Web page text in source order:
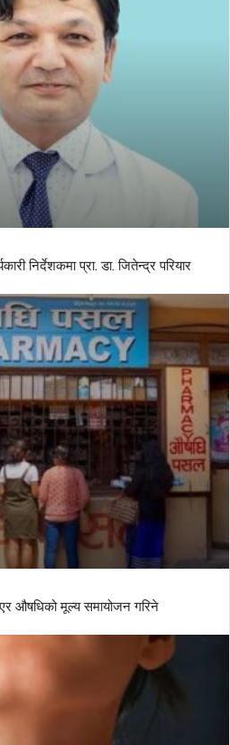
निर्देशकमा प्रा. डा. जितेन्द्र परियार
औषधिको मूल्य समायोजन गरिने